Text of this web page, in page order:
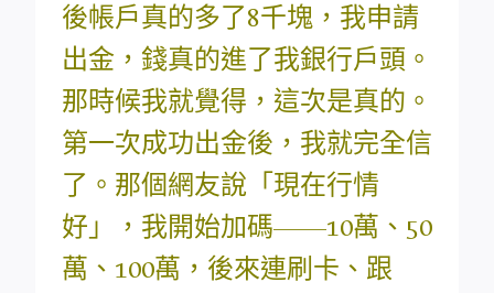
後帳戶真的多了8千塊，我申請
出金，錢真的進了我銀行戶頭。
那時候我就覺得，這次是真的。
第一次成功出金後，我就完全信
了。那個網友說「現在行情
好」，我開始加碼——10萬、50
萬、100萬，後來連刷卡、跟